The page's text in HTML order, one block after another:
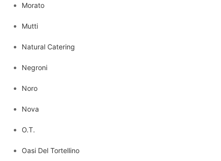
Morato
Mutti
Natural Catering
Negroni
Noro
Nova
O.T.
Oasi Del Tortellino